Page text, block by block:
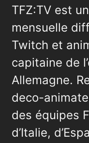
TFZ:TV est
mensuelle
Twitch et
capitaine de
Allemagne.
deco-
des équipes
d’Italie,